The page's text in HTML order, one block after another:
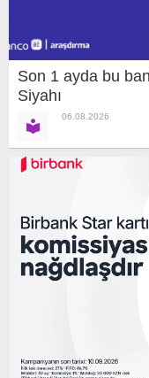
Son 1 ayda bu
Siyahı
06.08.2026